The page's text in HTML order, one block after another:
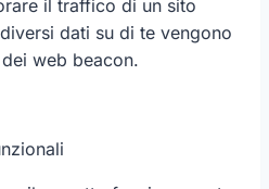
il traffico di un sito
dati su di te vengono
web beacon.